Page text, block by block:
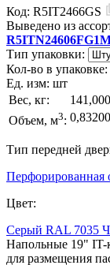
Код: R5IT2466GS
Выведено из
Тип упаковки:
Кол-во в упаковке:
Ед. изм: шт
Вес, кг:
141,000
Объем, м3: 0,83200
Тип передней
Перфорированная
Цвет:
Серый RAL 7035
Напольные 19" IT-
для размещения